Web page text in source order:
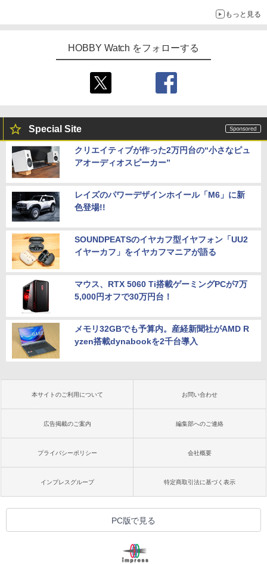
もっと見る
HOBBY Watch をフォローする
Special Site
クリエイティブが作った2万円台の“小さなピュ
アオーディオスピーカー”
レイズのパワーデザインホイール「M6」に新
色登場!!
SOUNDPEATSのイヤカフ型イヤフォン「UU2
イヤーカフ」をイヤカフマニアが語る
マウス、RTX 5060 Ti搭載ゲーミングPCが7万
5,000円オフで30万円台！
メモリ32GBでも予算内。産経新聞社がAMD R
yzen搭載dynabookを2千台導入
本サイトのご利用について お問い合わせ
広告掲載のご案内 編集部へのご連絡
プライバシーポリシー 会社概要
インプレスグループ 特定商取引法に基づく表示
PC版で見る